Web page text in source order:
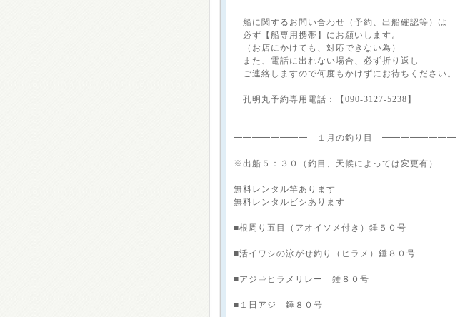
船に関するお問い合わせ（予約、出船確認等）は
必ず【船専用携帯】にお願いします。
（お店にかけても、対応できない為）
また、電話に出れない場合、必ず折り返し
ご連絡しますので何度もかけずにお待ちください。
孔明丸予約専用電話：【090-3127-5238】
━━━━━━━━ １月の釣り目 ━━━━━━━━
※出船５：３０（釣目、天候によっては変更有）
無料レンタル竿あります
無料レンタルビシあります
■根周り五目（アオイソメ付き）錘５０号
■活イワシの泳がせ釣り（ヒラメ）錘８０号
■アジ⇒ヒラメリレー 錘８０号
■１日アジ 錘８０号